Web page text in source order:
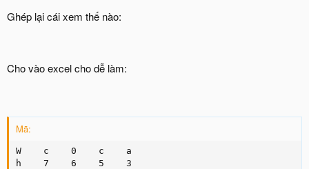
Ghép lại cái xem thế nào:
Cho vào excel cho dễ làm:
Mã:
W    c    0    c    a
h    7    6    5    3